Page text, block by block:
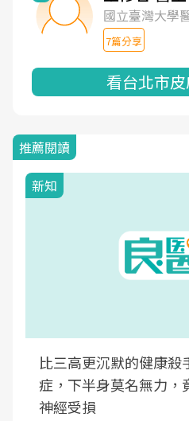
國立臺灣大學
7篇分享
看台北市
推薦閱讀
新知
比三高更沉默的健康
症，下半身莫名無力，
神經受損